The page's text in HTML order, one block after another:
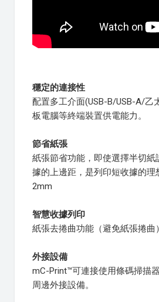
穩定的連接性
配置多工介面(USB-B/USB-A/乙
板電腦等終端裝置供電能力。
節省紙張
紙張節省功能，即使選擇半切紙
據的上邊距，是列印短收據的理
2mm
智慧收據列印
紙張去捲曲功能（避免紙張捲曲
外接設備
mC-Print™可連接使用條碼掃描
周邊外接設備。